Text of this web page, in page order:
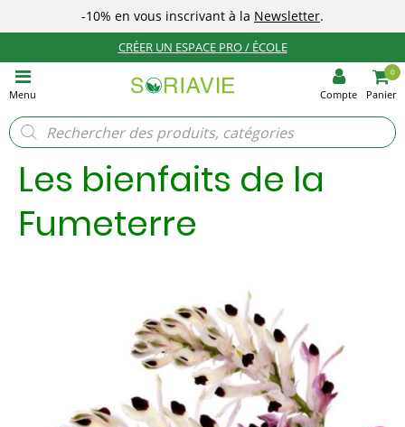
-10% en vous inscrivant à la Newsletter.
CRÉER UN ESPACE PRO / ÉCOLE
Menu Compte
0
Panier
Recherche
de
produits
Les bienfaits de la
Fumeterre